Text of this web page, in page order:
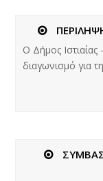
Ο Δήμος
διαγωνισμό για